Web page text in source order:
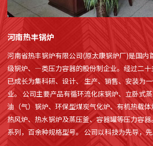
河南热丰锅炉
河南省热丰锅炉有限公司(原太康锅炉厂)是国内
级锅炉、—类压力容器的股份制企业。经过二
已成长为集科研、设计、 生产、销售、安装为
业。 公司主要产品有循环流化床锅炉、立卧式
油（气）锅炉、环保型煤炭气化炉、有机热载
热风炉、热水锅炉及蒸压釜、容器罐等压力容
系列，百余种规格型号。 公司以科技为先导，